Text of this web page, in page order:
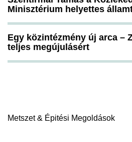
Minisztérium helyettes
Egy közintézmény új arca –
teljes megújulásért
Metszet & Épitési Megoldások